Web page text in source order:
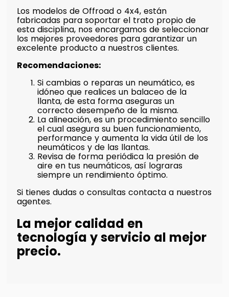
Los modelos de Offroad o 4x4, están
fabricadas para soportar el trato propio de
esta disciplina, nos encargamos de seleccionar
los mejores proveedores para garantizar un
excelente producto a nuestros clientes.
Recomendaciones:
Si cambias o reparas un neumático, es
idóneo que realices un balaceo de la
llanta, de esta forma aseguras un
correcto desempeño de la misma.
La alineación, es un procedimiento sencillo
el cual asegura su buen funcionamiento,
performance y aumenta la vida útil de los
neumáticos y de las llantas.
Revisa de forma periódica la presión de
aire en tus neumáticos, así lograras
siempre un rendimiento óptimo.
Si tienes dudas o consultas contacta a nuestros
agentes.
La mejor calidad en
tecnología y servicio al mejor
precio.